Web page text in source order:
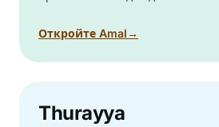
Откройте Amal→
Thurayya